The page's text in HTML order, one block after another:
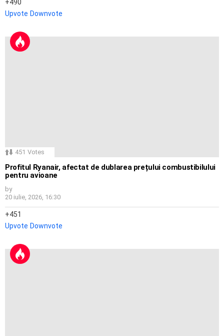
490
Upvote Downvote
451 Votes
Profitul Ryanair, afectat de dublarea prețului combustibilului
pentru avioane
by
20 iulie, 2026, 16:30
451
Upvote Downvote